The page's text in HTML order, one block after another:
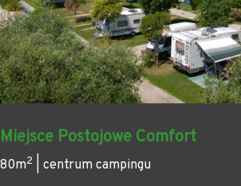
Miejsce Postojowe Comfort
80m2 | centrum campingu